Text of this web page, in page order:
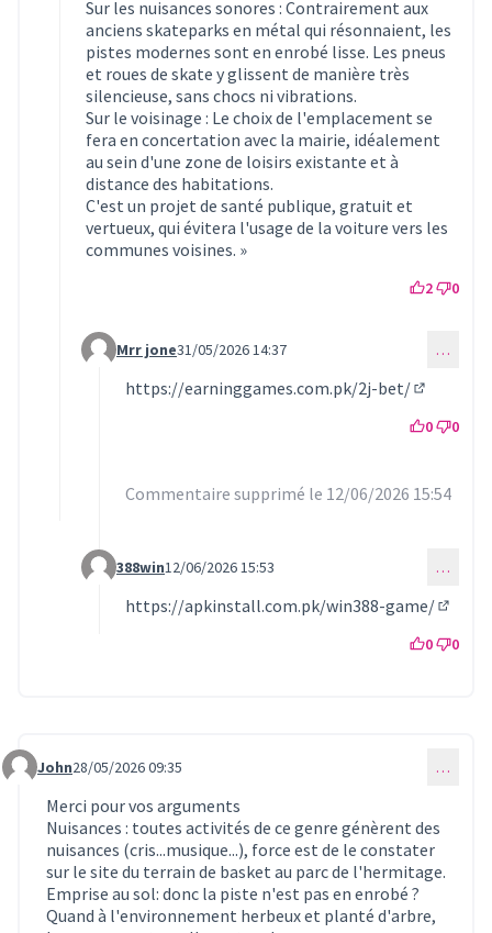
Sur les nuisances sonores : Contrairement aux
anciens skateparks en métal qui résonnaient, les
pistes modernes sont en enrobé lisse. Les pneus
et roues de skate y glissent de manière très
silencieuse, sans chocs ni vibrations.
Sur le voisinage : Le choix de l'emplacement se
fera en concertation avec la mairie, idéalement
au sein d'une zone de loisirs existante et à
distance des habitations.
C'est un projet de santé publique, gratuit et
vertueux, qui évitera l'usage de la voiture vers les
communes voisines. »
2 0
Commentaire 1658 (réponse au commentaire 1656)
Mrr jone31/05/2026 14:37 …
https://earninggames.com.pk/2j-bet/
0 0
Commentaire supprimé le 12/06/2026 15:54
Commentaire 1664 (réponse au commentaire 1656)
388win12/06/2026 15:53 …
https://apkinstall.com.pk/win388-game/
0 0
Commentaire 1657
John28/05/2026 09:35 …
Merci pour vos arguments
Nuisances : toutes activités de ce genre génèrent des
nuisances (cris...musique...), force est de le constater
sur le site du terrain de basket au parc de l'hermitage.
Emprise au sol: donc la piste n'est pas en enrobé ?
Quand à l'environnement herbeux et planté d'arbre,